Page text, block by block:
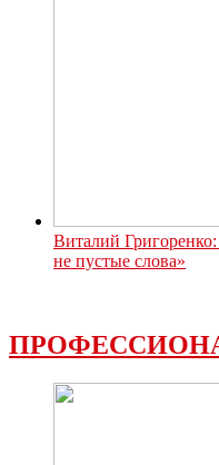
Виталий Григоренко:
не пустые слова»